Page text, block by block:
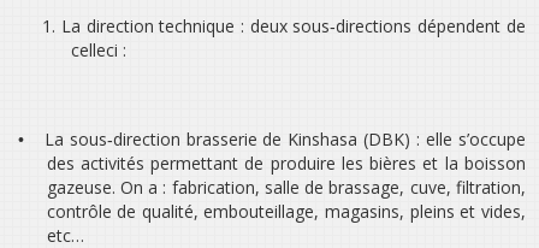
1. La direction technique : deux sous‐directions dépendent de
celleci :
•
La sous‐direction brasserie de Kinshasa (DBK) : elle s’occupe
des activités permettant de produire les bières et la boisson
gazeuse. On a : fabrication, salle de brassage, cuve, filtration,
contrôle de qualité, embouteillage, magasins, pleins et vides,
etc…